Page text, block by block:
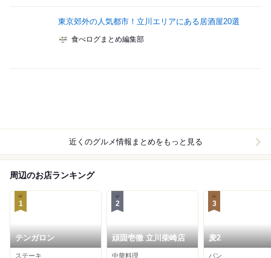
東京郊外の人気都市！立川エリアにある居酒屋20選
食べログまとめ編集部
近くのグルメ情報まとめをもっと見る
周辺のお店ランキング
1
テンガロン
ステーキ
2
頑固壱徹 立川柴崎店
中華料理
3
麦2
パン